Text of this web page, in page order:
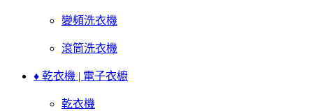
變頻洗衣機
滾筒洗衣機
♦ 乾衣機 | 電子衣櫥
乾衣機